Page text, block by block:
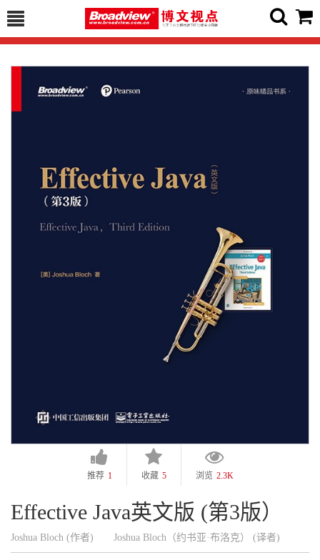
推荐 1 收藏 5 浏览 2.3K
Effective Java英文版 (第3版）
Joshua Bloch (作者) Joshua Bloch（约书亚·布洛克） (译者)